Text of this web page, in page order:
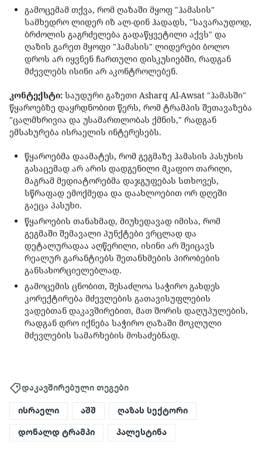
გამოცემამ თქვა, რომ ღაზაში მყოფ "ჰამასის"
სამხედრო ლიდერ იზ ალ-დინ ჰადადს, "სავარაუდოდ,
ბრძოლის გაგრძელება გადაწყვეტილი აქვს" და
ღაზის გარეთ მყოფი "ჰამასის" ლიდერები ბოლო
დროს არ იყვნენ ჩართული დისკუსიებში, რადგან
მძევლებს ისინი არ აკონტროლებენ.
კონტექსტი: საუდური გაზეთი Asharq Al-Awsat "ჰამასში"
წყაროებზე დაყრდნობით წერს, რომ ტრამპის შეთავაზება
"ცალმხრივია და უსამართლობას ქმნის," რადგან
ემსახურება ისრაელის ინტერესებს.
წყაროებმა დაამატეს, რომ გეგმაზე ჰამასის პასუხის
გასაცემად არ არის დადგენილი მკაფიო თარიღი,
მაგრამ მედიატორებმა დაჯგუფებას სთხოვეს,
სწრაფად ემოქმედა და დაახლოებით ორ დღეში
გაეცა პასუხი.
წყაროების თანახმად, მიუხედავად იმისა, რომ
გეგმაში შემავალი პუნქტები ვრცლად და
დეტალურადაა აღწერილი, ისინი არ შეიცავს
რეალურ გარანტიებს შეთანხმების პირობების
განსახორციელებლად.
გამოცემის ცნობით, შესაძლოა საჭირო გახდეს
კორექტირება მძევლების გათავისუფლების
ვადებთან დაკავშირებით, მათ შორის დაღუპულების,
რადგან დრო იქნება საჭირო ღაზაში მოკლული
მძევლების სამარხების მოსაძებნად.
დაკავშირებული თეგები
ისრაელი აშშ ღაზას სექტორი
დონალდ ტრამპი პალესტინა